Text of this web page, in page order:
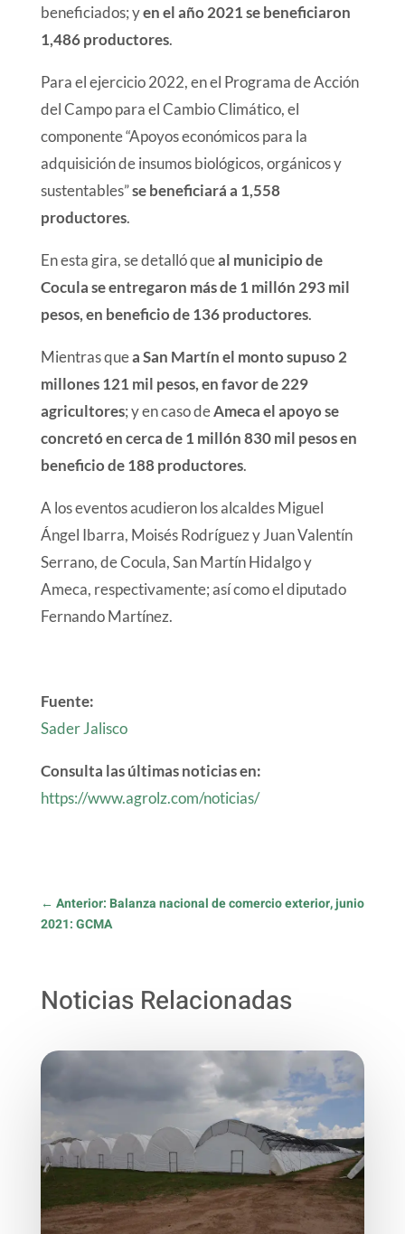
beneficiados; yen el año 2021 se beneficiaron
1,486 productores.
Para el ejercicio 2022, en el Programa de Acción
del Campo para el Cambio Climático, el
componente “Apoyos económicos para la
adquisición de insumos biológicos, orgánicos y
sustentables”se beneficiará a 1,558
productores.
En esta gira, se detalló queal municipio de
Cocula se entregaron más de 1 millón 293 mil
pesos, en beneficio de 136 productores.
Mientras quea San Martín el monto supuso 2
millones 121 mil pesos, en favor de 229
agricultores; y en caso deAmeca el apoyo se
concretó en cerca de 1 millón 830 mil pesos en
beneficio de 188 productores.
A los eventos acudieron los alcaldes Miguel
Ángel Ibarra, Moisés Rodríguez y Juan Valentín
Serrano, de Cocula, San Martín Hidalgo y
Ameca, respectivamente; así como el diputado
Fernando Martínez.
Fuente:
Sader Jalisco
Consulta las últimas noticias en:
https://www.agrolz.com/noticias/
← Anterior: Balanza nacional de comercio exterior, junio
2021: GCMA
Noticias Relacionadas